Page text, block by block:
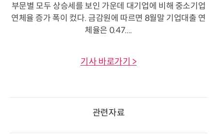
부문별 모두 상승세를 보인 가운데 대기업에 비해 중소기업
연체율 증가 폭이 컸다. 금감원에 따르면 8월말 기업대출 연
체율은 0.47....
기사 바로가기 >
관련자료